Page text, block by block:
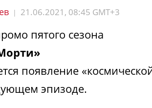
| 21.06.2021, 08:45 GMT+3
пятого сезона
появление
эпизоде.